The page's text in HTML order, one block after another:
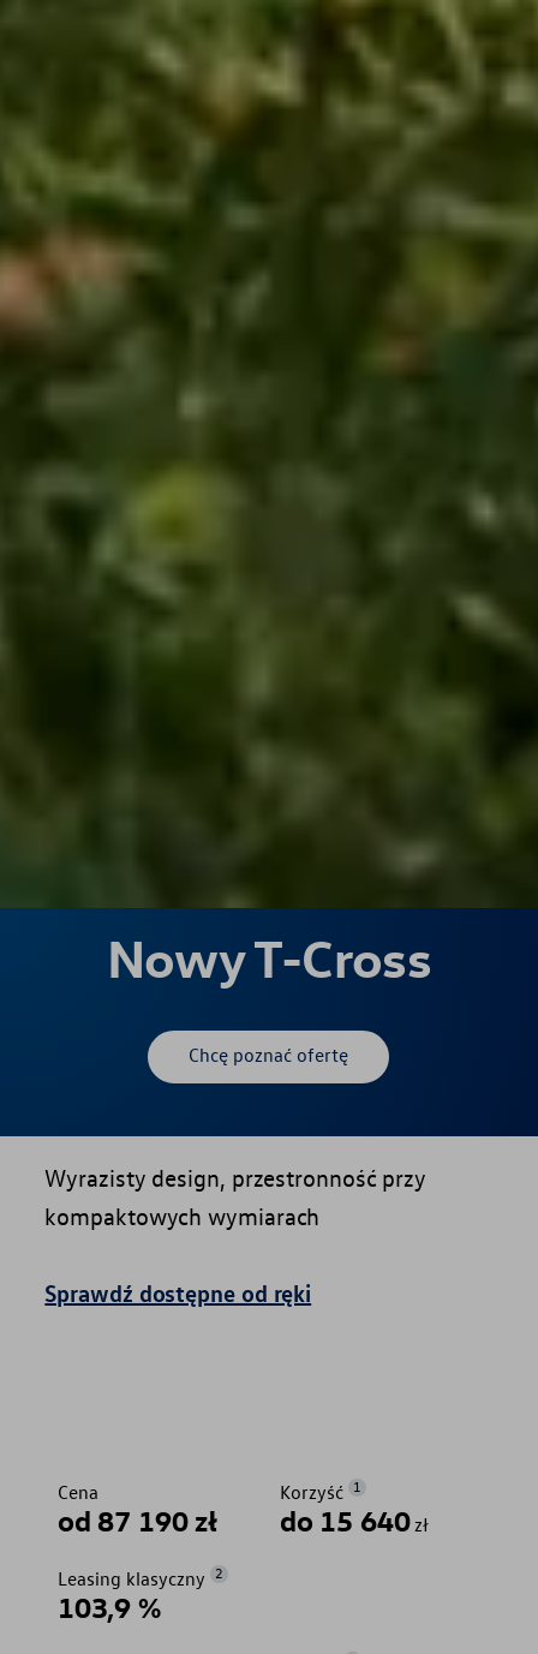
Nowy T-Cross
Chcę poznać ofertę
Wyrazisty design, przestronność przy
kompaktowych wymiarach
Sprawdź dostępne od ręki
Cena
od 87 190 zł
Korzyść 1
do 15 640 zł
Leasing klasyczny 2
103,9 %